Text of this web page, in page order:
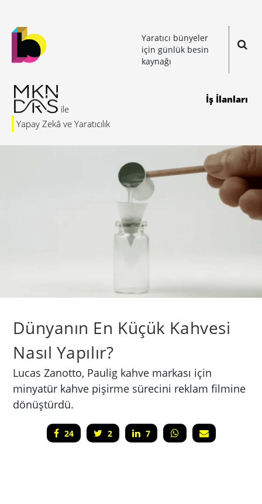
Yaratıcı bünyeler
için günlük besin
kaynağı
Yapay Zekâ ve Yaratıcılık
İş İlanları
Dünyanın En Küçük Kahvesi
Nasıl Yapılır?
Lucas Zanotto, Paulig kahve markası için
minyatür kahve pişirme sürecini reklam filmine
dönüştürdü.
24 2 7